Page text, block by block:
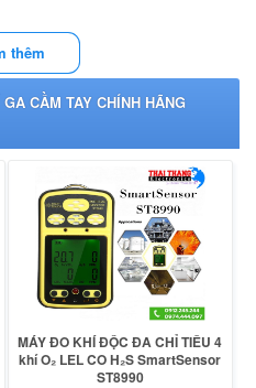
thêm
CẦM TAY CHÍNH HÃNG
MÁY ĐO KHÍ ĐỘC ĐA CHỈ TIÊU 4
khí O₂ LEL CO H₂S SmartSensor
ST8990